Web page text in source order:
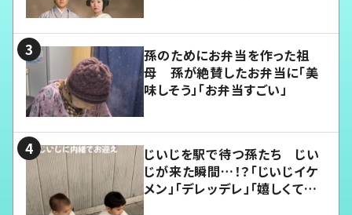
孫のためにお弁当を作った祖
母 孫が絶賛したお弁当に「美
味しそう」「お弁当すごい」
じいじを駅で待つ孫たち じい
じが来た瞬間…！？「じいじイケ
メン」「デレッデレ」「嬉しくて可